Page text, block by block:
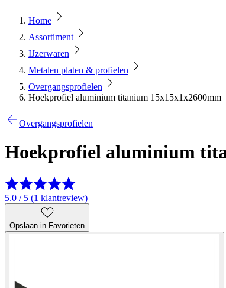
Home
Assortiment
IJzerwaren
Metalen platen & profielen
Overgangsprofielen
Hoekprofiel aluminium titanium 15x15x1x2600mm
Overgangsprofielen
Hoekprofiel aluminium
5.0 / 5 (1 klantreview)
Opslaan in Favorieten